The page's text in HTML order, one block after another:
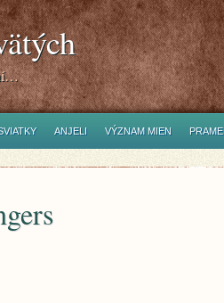
ANJELI VÝZNAM MIEN